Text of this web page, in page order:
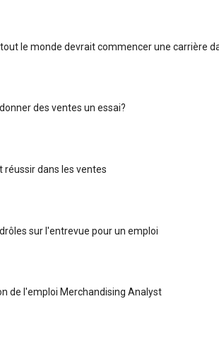
le monde devrait commencer une carrière
des ventes un essai?
réussir dans les ventes
sur l'entrevue pour un emploi
de l'emploi Merchandising Analyst